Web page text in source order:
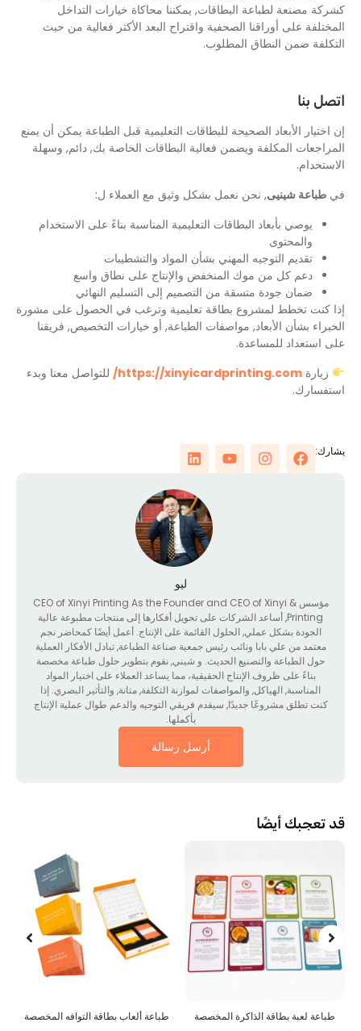
مصنعة لطباعة البطاقات, يمكننا محاكاة خيارات التداخل
على أوراقنا الصحفية واقتراح البعد الأكثر فعالية من حيث
ضمن النطاق المطلوب.
بنا
الأبعاد الصحيحة للبطاقات التعليمية قبل الطباعة يمكن أن يمنع
المكلفة ويضمن فعالية البطاقات الخاصة بك, دائم, وسهلة
شينيى, نحن نعمل بشكل وثيق مع العملاء ل:
يوصي بأبعاد البطاقات التعليمية المناسبة بناءً على الاستخدام
والمحتوى
تقديم التوجيه المهني بشأن المواد والتشطيبات
دعم كل من موك المنخفض والإنتاج على نطاق واسع
ضمان جودة متسقة من التصميم إلى التسليم النهائي
تخطط لمشروع بطاقة تعليمية وترغب في الحصول على مشورة
بشأن الأبعاد, مواصفات الطباعة, أو خيارات التخصيص, فريقنا
للمساعدة.
https://xinyicardprinting.com/ للتواصل معنا وبدء
&
CEO of Xinyi Printing As the Founder and CEO of Xinyi
, أساعد الشركات على تحويل أفكارها إلى منتجات مطبوعة عالية
الجودة بشكل عملي, الحلول القائمة على الإنتاج. أعمل أيضًا كمحاضر نجم
من علي بابا ونائب رئيس جمعية صناعة الطباعة, تبادل الأفكار العملية
حول الطباعة والتصنيع الحديث. و شيني, نقوم بتطوير حلول طباعة مخصصة
بناءً على ظروف الإنتاج الحقيقية، مما يساعد العملاء على اختيار المواد
المناسبة, الهياكل, والمواصفات لموازنة التكلفة, متانة, والتأثير البصري. إذا
تطلق مشروعًا جديدًا, سيقدم فريقي التوجيه والدعم طوال عملية الإنتاج
أرسل رسالة
أيضًا
لعبة بطاقة الذاكرة المخصصة طباعة ألعاب بطاقة التوافه المخصصة